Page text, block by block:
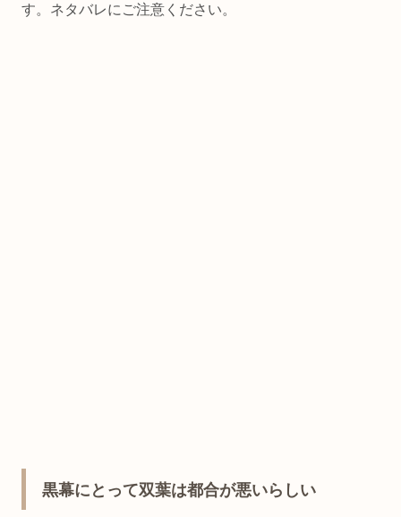
す。ネタバレにご注意ください。
黒幕にとって双葉は都合が悪いらしい